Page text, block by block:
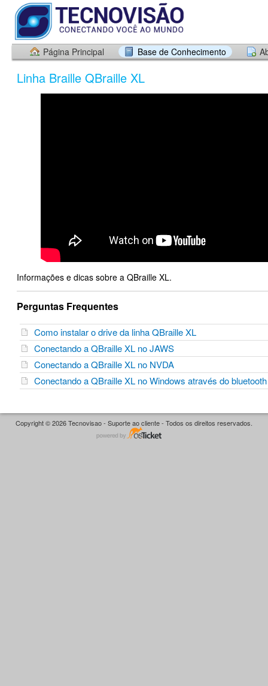
Página Principal Base de Conhecimento
Linha Braille QBraille XL
Informações e dicas sobre a QBraille XL.
Perguntas Frequentes
Como instalar o drive da linha QBraille XL
Conectando a QBraille XL no JAWS
Conectando a QBraille XL no NVDA
Conectando a QBraille XL no Windows através do
Copyright © 2026 Tecnovisao - Suporte ao cliente - Todos os direitos reservados.